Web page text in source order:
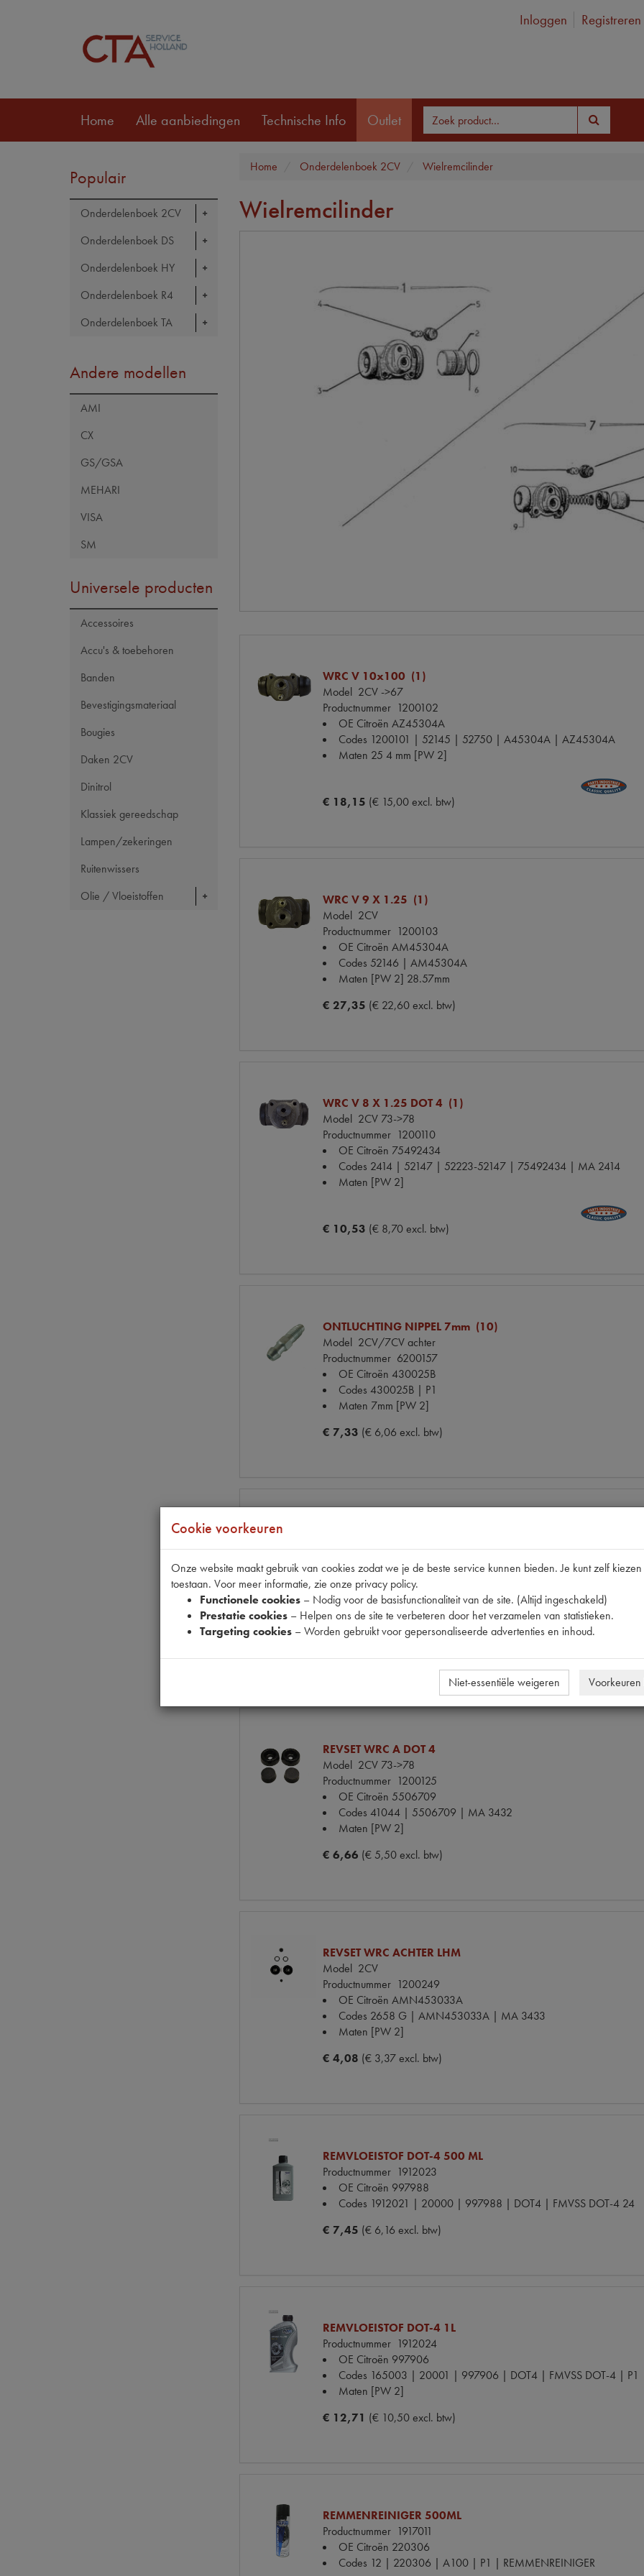
Inloggen Registreren
Home Alle aanbiedingen Technische Info Outlet
Populair
Onderdelenboek 2CV
Onderdelenboek DS
Onderdelenboek HY
Onderdelenboek R4
Onderdelenboek TA
Andere modellen
AMI
CX
GS/GSA
MEHARI
VISA
SM
Universele producten
Accessoires
Accu's & toebehoren
Banden
Bevestigingsmateriaal
Bougies
Daken 2CV
Dinitrol
Klassiek gereedschap
Lampen/zekeringen
Ruitenwissers
Olie / Vloeistoffen
Home Onderdelenboek 2CV Wielremcilinder
Wielremcilinder
WRC V 10x100 (1)
Model 2CV ->67
Productnummer 1200102
OE Citroën AZ45304A
Codes 1200101 | 52145 | 52750 | A45304A | AZ45304A
Maten 25 4 mm [PW 2]
€ 18,15 (€ 15,00 excl. btw)
WRC V 9 X 1.25 (1)
Model 2CV
Productnummer 1200103
OE Citroën AM45304A
Codes 52146 | AM45304A
Maten [PW 2] 28.57mm
€ 27,35 (€ 22,60 excl. btw)
WRC V 8 X 1.25 DOT 4 (1)
Model 2CV 73->78
Productnummer 1200110
OE Citroën 75492434
Codes 2414 | 52147 | 52223-52147 | 75492434 | MA 2414
Maten [PW 2]
€ 10,53 (€ 8,70 excl. btw)
ONTLUCHTING NIPPEL 7mm (10)
Model 2CV/7CV achter
Productnummer 6200157
OE Citroën 430025B
Codes 430025B | P1
Maten 7mm [PW 2]
€ 7,33 (€ 6,06 excl. btw)
Model11CV/15CV/2CV
Productnummer
6200149
Artikelcode JF
000.302-S
OE Citroën 302-S
Codes
302-S | 303-S | P230
Maten
M6x12 [PW 8]
REVSET WRC A DOT 4
Model 2CV 73->78
Productnummer 1200125
OE Citroën 5506709
Codes 41044 | 5506709 | MA 3432
Maten [PW 2]
€ 6,66 (€ 5,50 excl. btw)
REVSET WRC ACHTER LHM
Model 2CV
Productnummer 1200249
OE Citroën AMN453033A
Codes 2658 G | AMN453033A | MA 3433
Maten [PW 2]
€ 4,08 (€ 3,37 excl. btw)
REMVLOEISTOF DOT-4 500 ML
Productnummer 1912023
OE Citroën 997988
Codes 1912021 | 20000 | 997988 | DOT4 | FMVSS DOT-4 24
€ 7,45 (€ 6,16 excl. btw)
REMVLOEISTOF DOT-4 1L
Productnummer 1912024
OE Citroën 997906
Codes 165003 | 20001 | 997906 | DOT4 | FMVSS DOT-4 | P1
Maten [PW 2]
€ 12,71 (€ 10,50 excl. btw)
REMMENREINIGER 500ML
Productnummer 1917011
OE Citroën 220306
Codes 12 | 220306 | A100 | P1 | REMMENREINIGER
Cookie voorkeuren
Onze website maakt gebruik van cookies zodat we je de beste service kunnen bieden. Je kunt zelf
toestaan. Voor meer informatie, zie onze privacy policy.
Functionele cookies – Nodig voor de basisfunctionaliteit van de site. (Altijd ingeschakeld)
Prestatie cookies – Helpen ons de site te verbeteren door het verzamelen van statistieken.
Targeting cookies – Worden gebruikt voor gepersonaliseerde advertenties en inhoud.
Niet-essentiële weigeren